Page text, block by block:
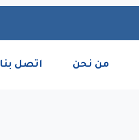
من نحن اتصل بنا